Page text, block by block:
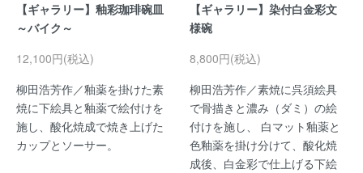
【ギャラリー】釉彩珈琲碗皿
～バイク～
12,100円(税込)
柳田浩芳作／釉薬を掛けた素
焼に下絵具と釉薬で絵付けを
施し、酸化焼成で焼き上げた
カップとソーサー。
【ギャラリー】染付白金彩文
様碗
8,800円(税込)
柳田浩芳作／素焼に呉須絵具
で骨描きと濃み（ダミ）の絵
付けを施し、 白マット釉薬と
色釉薬を掛け分けて、酸化焼
成後、白金彩で仕上げる下絵